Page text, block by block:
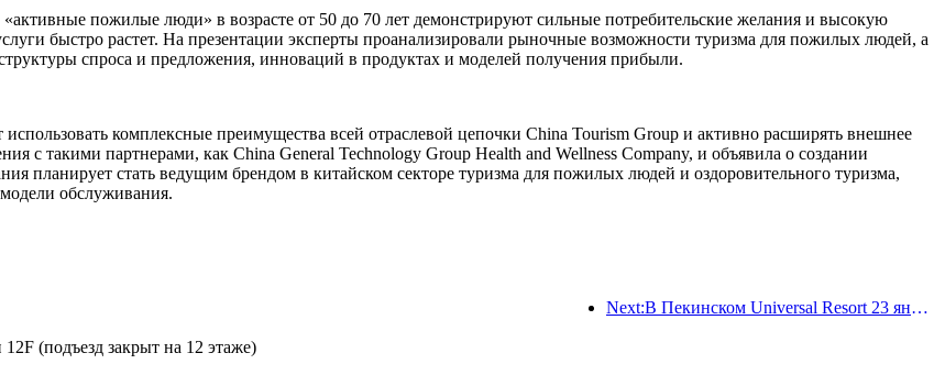
пожилые люди» в возрасте от 50 до 70 лет демонстрируют сильные потребительские желания и высокую
быстро растет. На презентации эксперты проанализировали рыночные возможности туризма для пожилых людей, а
спроса и предложения, инноваций в продуктах и моделей получения прибыли.
комплексные преимущества всей отраслевой цепочки China Tourism Group и активно расширять внешнее
с такими партнерами, как China General Technology Group Health and Wellness Company, и объявила о создании
планирует стать ведущим брендом в китайском секторе туризма для пожилых людей и оздоровительного туризма,
обслуживания.
Next:В Пекинском Universal Resort 23 января стартует мероприятие, посвященное китайскому Новому году, которое продлится 40 дней.
(подъезд закрыт на 12 этаже)